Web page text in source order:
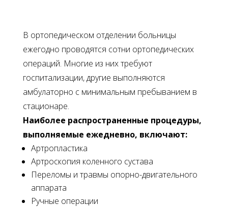
В ортопедическом отделении больницы
ежегодно проводятся сотни ортопедических
операций. Многие из них требуют
госпитализации, другие выполняются
амбулаторно с минимальным пребыванием в
стационаре.
Наиболее распространенные процедуры,
выполняемые ежедневно, включают:
Артропластика
Артроскопия коленного сустава
Переломы и травмы опорно-двигательного
аппарата
Ручные операции